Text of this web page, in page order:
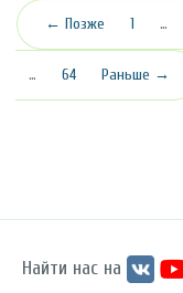
← Позже 1 …
… 64 Раньше →
Найти нас на